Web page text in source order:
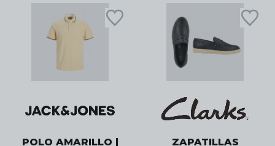
POLO AMARILLO | ZAPATILLAS